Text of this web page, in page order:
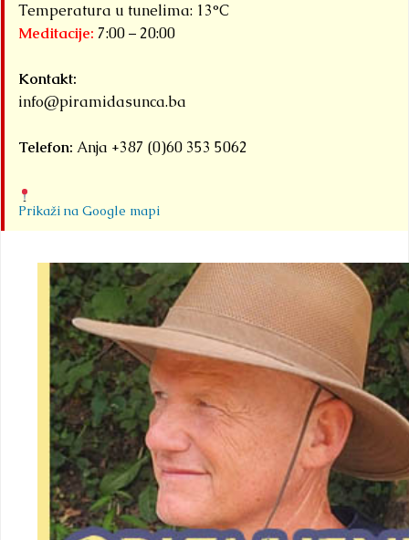
Temperatura u tunelima: 13°C
Meditacije: 7:00 – 20:00
Kontakt:
info@piramidasunca.ba
Telefon: Anja +387 (0)60 353 5062
Prikaži na Google mapi